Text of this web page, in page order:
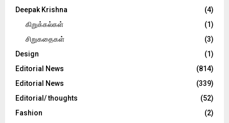
Deepak Krishna
(4)
கிறுக்கல்கள்
(1)
சிறுகதைகள்
(3)
Design
(1)
Editorial News
(814)
Editorial News
(339)
Editorial/ thoughts
(52)
Fashion
(2)